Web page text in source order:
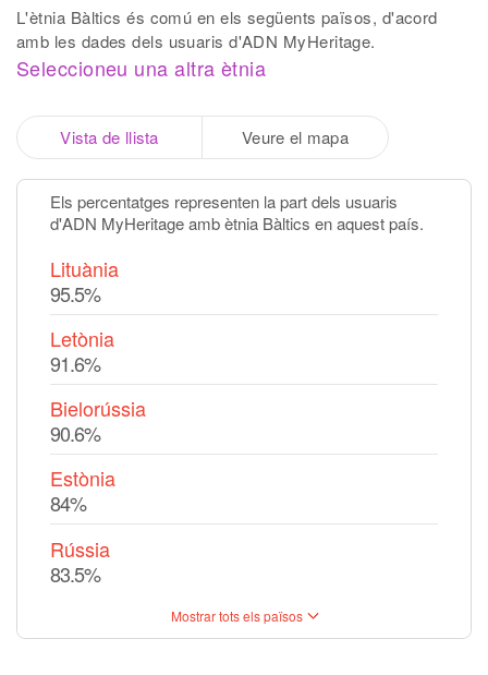
L'ètnia Bàltics és comú en els següents països, d'acord
amb les dades dels usuaris d'ADN MyHeritage.
Seleccioneu una altra ètnia
Vista de llista Veure el mapa
Els percentatges representen la part dels usuaris
d'ADN MyHeritage amb ètnia Bàltics en aquest país.
Lituània
95.5%
Letònia
91.6%
Bielorússia
90.6%
Estònia
84%
Rússia
83.5%
Mostrar tots els països